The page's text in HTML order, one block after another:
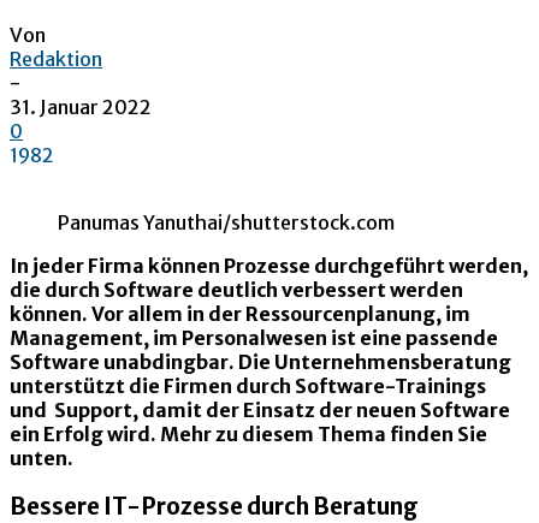
Von
Redaktion
-
31. Januar 2022
0
1982
Panumas Yanuthai/shutterstock.com
In jeder Firma können Prozesse durchgeführt werden,
die durch Software deutlich verbessert werden
können. Vor allem in der Ressourcenplanung, im
Management, im Personalwesen ist eine passende
Software unabdingbar. Die Unternehmensberatung
unterstützt die Firmen durch Software-Trainings
und Support, damit der Einsatz der neuen Software
ein Erfolg wird. Mehr zu diesem Thema finden Sie
unten.
Bessere IT-Prozesse durch Beratung